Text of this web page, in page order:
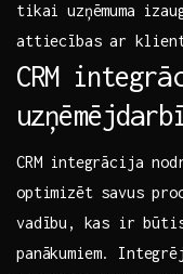
tikai uzņēmuma
‍attiecības ar
CRM
CRM⁤ integrācija
optimizēt savus​
vadību, ⁢kas ir
panākumiem.